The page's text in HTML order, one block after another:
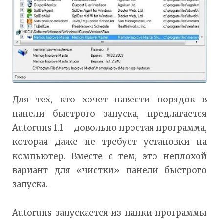
Для тех, кто хочет навести порядок в
панели быстрого запуска, предлагается
Autoruns 1.1 – довольно простая программа,
которая даже не требует установки на
компьютер. Вместе с тем, это неплохой
вариант для «чистки» панели быстрого
запуска.
Autoruns запускается из папки программы